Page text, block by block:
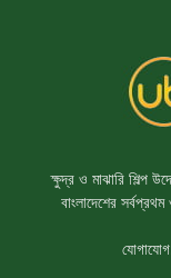
ক্ষুদ্র ও মাঝারি শিল্প
বাংলাদেশের